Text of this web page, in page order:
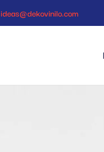
ideas@dekovinilo.com